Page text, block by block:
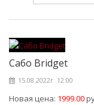
Сабо Bridget
15.08.2022г. 12:00
Новая цена: 1999.00